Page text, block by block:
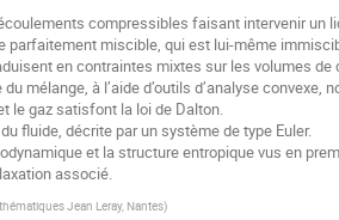
compressibles faisant intervenir un
parfaitement miscible, qui est lui-même
en contraintes mixtes sur les volumes de
du mélange, à l’aide d’outils d’analyse
le gaz satisfont la loi de Dalton.
fluide, décrite par un système de type Euler.
et la structure entropique vus en
associé.
Jean Leray, Nantes)